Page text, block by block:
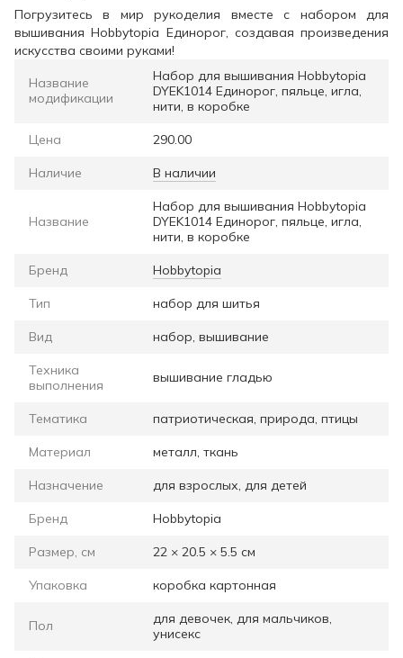
Погрузитесь в мир рукоделия вместе с набором для
вышивания Hobbytopia Единорог, создавая произведения
искусства своими руками!
Название
модификации
Набор для вышивания Hobbytopia
DYEK1014 Единорог, пяльце, игла,
нити, в коробке
Цена 290.00
Наличие В наличии
Название
Набор для вышивания Hobbytopia
DYEK1014 Единорог, пяльце, игла,
нити, в коробке
Бренд Hobbytopia
Тип набор для шитья
Вид набор, вышивание
Техника
выполнения
вышивание гладью
Тематика патриотическая, природа, птицы
Материал металл, ткань
Назначение для взрослых, для детей
Бренд Hobbytopia
Размер, см 22 × 20.5 × 5.5 см
Упаковка коробка картонная
Пол
для девочек, для мальчиков,
унисекс